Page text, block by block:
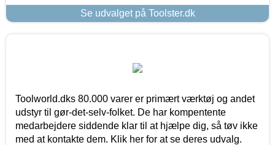
Se udvalget på Toolster.dk
Toolworld.dks 80.000 varer er primært værktøj og andet
udstyr til gør-det-selv-folket. De har kompentente
medarbejdere siddende klar til at hjælpe dig, så tøv ikke
med at kontakte dem. Klik her for at se deres udvalg.